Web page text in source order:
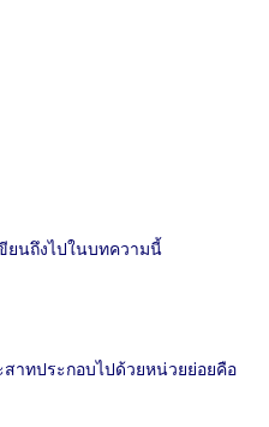
ยนถึงไปในบทความนี้
าทประกอบไปด้วยหน่วยย่อยคือ